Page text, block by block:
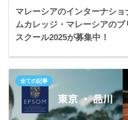
マレーシアのインターナシ
ムカレッジ・マレーシアの
スクール2025が募集中！
全ての記事